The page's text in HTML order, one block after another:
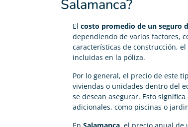
Salamanca?
El costo promedio de un seguro
dependiendo de varios factores,
características de construcción,
incluidas en la póliza.
Por lo general, el precio de este
viviendas o unidades dentro del
se desean asegurar. Esto
adicionales, como piscinas o
Recomendable para seguros de comunidad.